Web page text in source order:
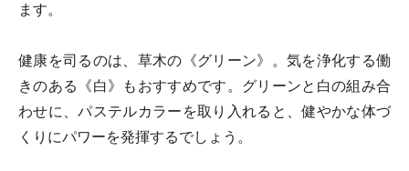
ます。
健康を司るのは、草木の《グリーン》。気を浄化する働
きのある《白》もおすすめです。グリーンと白の組み合
わせに、パステルカラーを取り入れると、健やかな体づ
くりにパワーを発揮するでしょう。